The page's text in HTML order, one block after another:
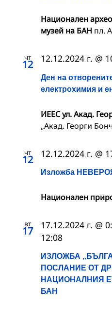
Национален
музей на БАН пл.
чт
12
Ден на
електрохимия и
12.12.2024 г. @
ИЕЕС ул. Акад.
„Акад. Георги
чт
12
Изложба
12.12.2024 г. @
Национален
вт
17
ИЗЛОЖБА
ПОСЛАНИЕ ОТ
НАЦИОНАЛНИЯ
БАН
17.12.2024 г. @
12:08